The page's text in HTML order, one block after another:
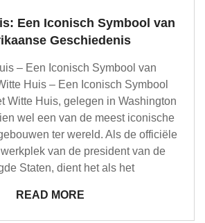
Een Iconisch Symbool van
Geschiedenis
– Een Iconisch Symbool van
Huis – Een Iconisch Symbool
Witte Huis, gelegen in Washington
wel een van de meest iconische
ter wereld. Als de officiële
van de president van de
Staten, dient het als het
READ MORE